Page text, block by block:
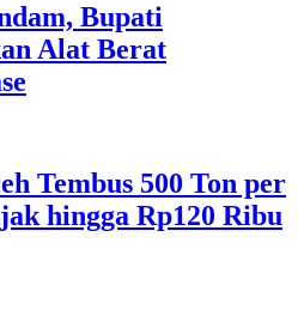
Bupati
Alat Berat
Tembus 500 Ton per
hingga Rp120 Ribu